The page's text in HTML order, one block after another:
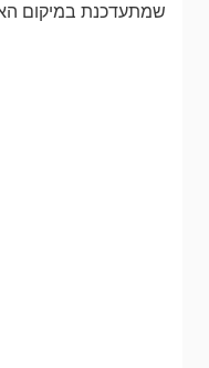
שמתעדכנת במיקום